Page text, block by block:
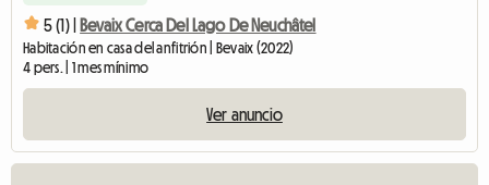
5 (1) | Bevaix Cerca Del Lago De Neuchâtel
Habitación en casa del anfitrión | Bevaix (2022)
4 pers. | 1 mes mínimo
Ver anuncio